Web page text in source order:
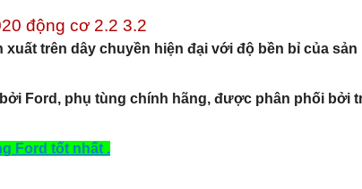
động cơ 2.2 3.2
xuất trên dây chuyền hiện đại với độ bền bỉ của
Ford, phụ tùng chính hãng, được phân phối bởi
Ford tốt nhất .